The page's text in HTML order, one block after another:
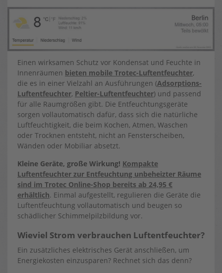
Einen wirksamen Schutz vor Kondensat und Feuchte in
Innenräumen bieten mobile Trotec-Luftentfeuchter,
die es in einer Vielzahl an Ausführungen (Adsorptions-
Luftentfeuchter, Peltier-Luftentfeuchter) und passend
für alle Raumgrößen gibt. Die Entfeuchtungsgeräte
sorgen vollautomatisch dafür, dass sich die natürliche
Luftfeuchtigkeit, die beim Kochen, Atmen, Waschen
oder Trocknen entsteht, nicht an Fensterscheiben,
Wänden oder Mobiliar absetzt.
Kleine Geräte, große Wirkung! Kompakte
Luftentfeuchter zur Entfeuchtung unbeheizter Räume
sind im Trotec Online-Shop bereits ab 24,95 €
erhältlich. Einmal aufgestellt, regulieren die Geräte die
Luftentfeuchtung vollautomatisch und beugen so
schädlicher Schimmelpilzbildung vor.
Wieviel Strom verbrauchen Luftentfeuchter?
Ein zusätzliches elektrisches Gerät anschließen, um
Energiekosten einzusparen? Rechnet sich das denn?